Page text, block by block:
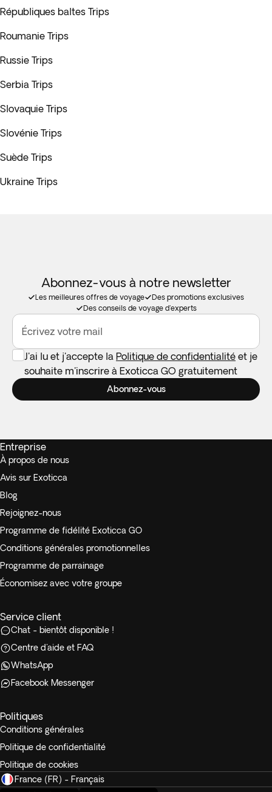
Républiques baltes Trips
Roumanie Trips
Russie Trips
Serbia Trips
Slovaquie Trips
Slovénie Trips
Suède Trips
Ukraine Trips
Abonnez-vous à notre newsletter
Les meilleures offres de voyage
Des promotions exclusives
Des conseils de voyage d'experts
Écrivez votre mail
J'ai lu et j'accepte la Politique de confidentialité et je
souhaite m'inscrire à Exoticca GO gratuitement
Abonnez-vous
Entreprise
À propos de nous
Avis sur Exoticca
Blog
Rejoignez-nous
Programme de fidélité Exoticca GO
Conditions générales promotionnelles
Programme de parrainage
Économisez avec votre groupe
Service client
Chat - bientôt disponible !
Centre d'aide et FAQ
WhatsApp
Facebook Messenger
Politiques
Conditions générales
Politique de confidentialité
Politique de cookies
France (FR) - Français